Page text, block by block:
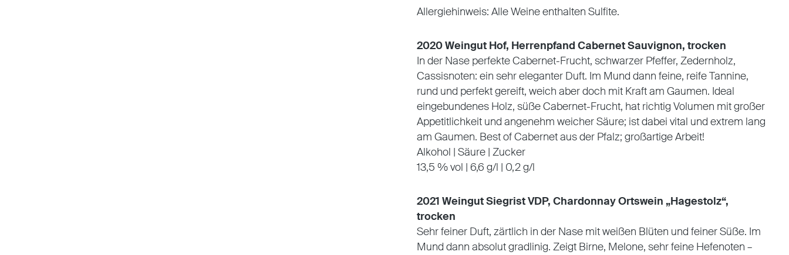
Allergiehinweis: Alle Weine enthalten Sulfite.
2020 Weingut Hof, Herrenpfand Cabernet Sauvignon, trocken
In der Nase perfekte Cabernet-Frucht, schwarzer Pfeffer, Zedernholz,
Cassisnoten: ein sehr eleganter Duft. Im Mund dann feine, reife Tannine,
rund und perfekt gereift, weich aber doch mit Kraft am Gaumen. Ideal
eingebundenes Holz, süße Cabernet-Frucht, hat richtig Volumen mit großer
Appetitlichkeit und angenehm weicher Säure; ist dabei vital und extrem lang
am Gaumen. Best of Cabernet aus der Pfalz; großartige Arbeit!
Alkohol | Säure | Zucker
13,5 % vol | 6,6 g/l | 0,2 g/l
2021 Weingut Siegrist VDP, Chardonnay Ortswein „Hagestolz“,
trocken
Sehr feiner Duft, zärtlich in der Nase mit weißen Blüten und feiner Süße. Im
Mund dann absolut gradlinig. Zeigt Birne, Melone, sehr feine Hefenoten –